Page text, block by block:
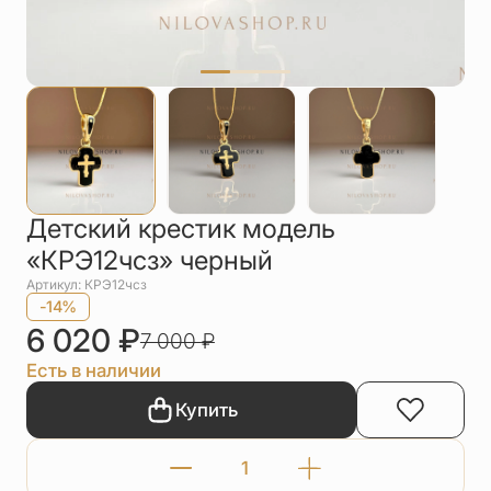
Чётки
Шнурки на
Другое
Детский крестик модель
«КРЭ12чсз» черный
Артикул: КРЭ12чсз
-14%
6 020 ₽7 000₽
Есть в наличии
Купить
Количество